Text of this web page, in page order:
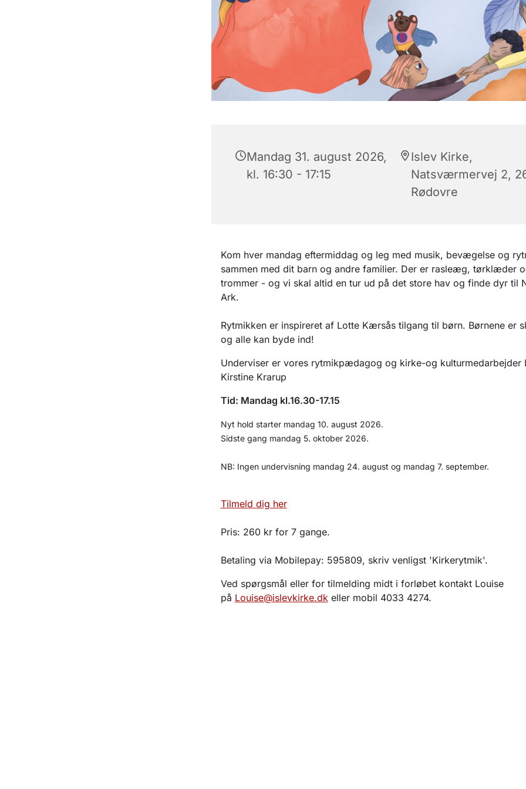
Mandag 31. august 2026,
kl. 16:30 - 17:15
Islev Kirke,
Natsværmervej 2,
Rødovre
Kom hver mandag eftermiddag og leg med musik, bevægelse og
sammen med dit barn og andre familier. Der er rasleæg, tørklæder
trommer - og vi skal altid en tur ud på det store hav og finde dyr til
Ark.
Rytmikken er inspireret af Lotte Kærsås tilgang til børn. Børnene er
og alle kan byde ind!
Underviser er vores rytmikpædagog og kirke-og kulturmedarbejder
Kirstine Krarup
Tid: Mandag kl.16.30-17.15
Nyt hold starter mandag 10. august 2026.
Sidste gang mandag 5. oktober 2026.
NB: Ingen undervisning mandag 24. august og mandag 7. september.
Tilmeld dig her
Pris: 260 kr for 7 gange.
Betaling via Mobilepay: 595809, skriv venligst 'Kirkerytmik'.
Ved spørgsmål eller for tilmelding midt i forløbet kontakt Louise
på Louise@islevkirke.dkeller mobil 4033 4274.